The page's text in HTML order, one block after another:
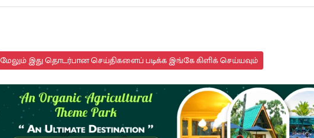
மேலும் இது தொடர்பான செய்திகளைப் படிக்க இங்கே கிளிக் செய்யவும்